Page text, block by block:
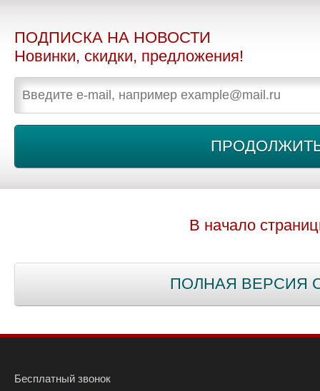
ПОДПИСКА НА НОВОСТИ
Новинки, скидки, предложения!
В начало
ПОЛНАЯ ВЕРСИЯ
Бесплатный звонок